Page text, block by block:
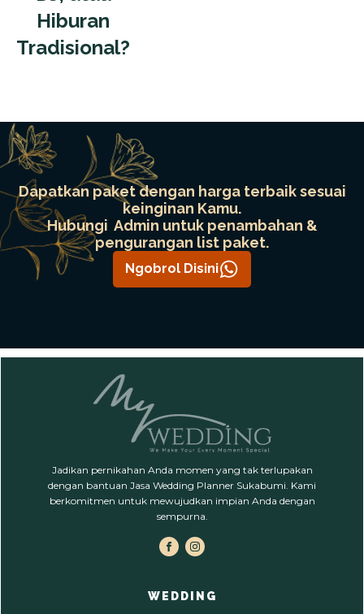
Hiburan
Tradisional?
Dapatkan paket dengan harga terbaik sesuai
keinginan Kamu.
Hubungi Admin untuk penambahan &
pengurangan list paket.
Ngobrol Disini
Jadikan pernikahan Anda momen yang tak terlupakan
dengan bantuan Jasa Wedding Planner Sukabumi. Kami
berkomitmen untuk mewujudkan impian Anda dengan
sempurna.
WEDDING